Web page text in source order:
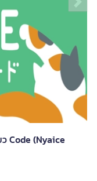
ว Code (Nyaice